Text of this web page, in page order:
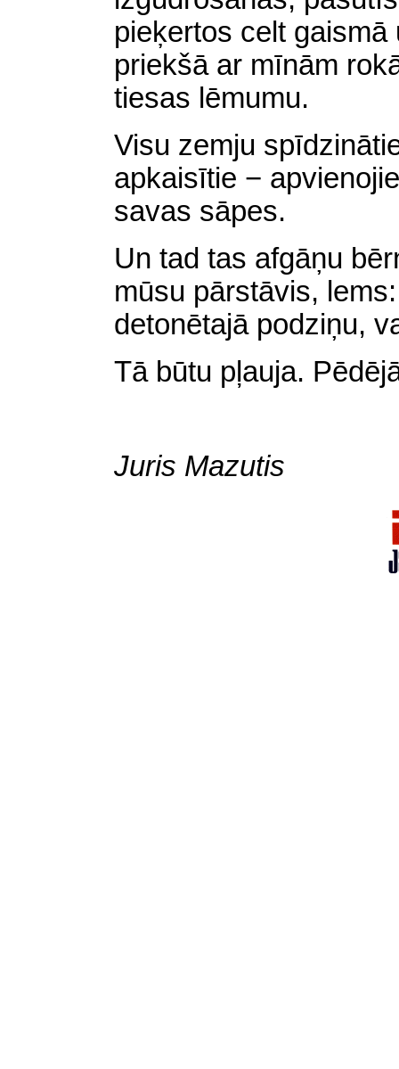
pieķertos celt
priekšā ar mīnām
tiesas lēmumu.
Visu zemju
apkaisītie −
savas sāpes.
Un tad tas afgāņu
mūsu pārstāvis,
detonētajā podziņu,
Tā būtu pļauja.
Juris Mazutis